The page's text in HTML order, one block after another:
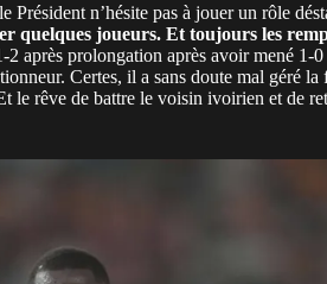
Président n’hésite pas à jouer un rôle
quelques joueurs. Et toujours les
2 après prolongation après avoir mené 1-0
Certes, il a sans doute mal géré la
le rêve de battre le voisin ivoirien et de